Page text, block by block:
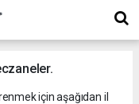
için aşağıdan il